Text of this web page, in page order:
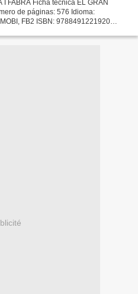
I FABRA Ficha técnica EL GRAN
de páginas: 576 Idioma:
FB2 ISBN: 9788491221920